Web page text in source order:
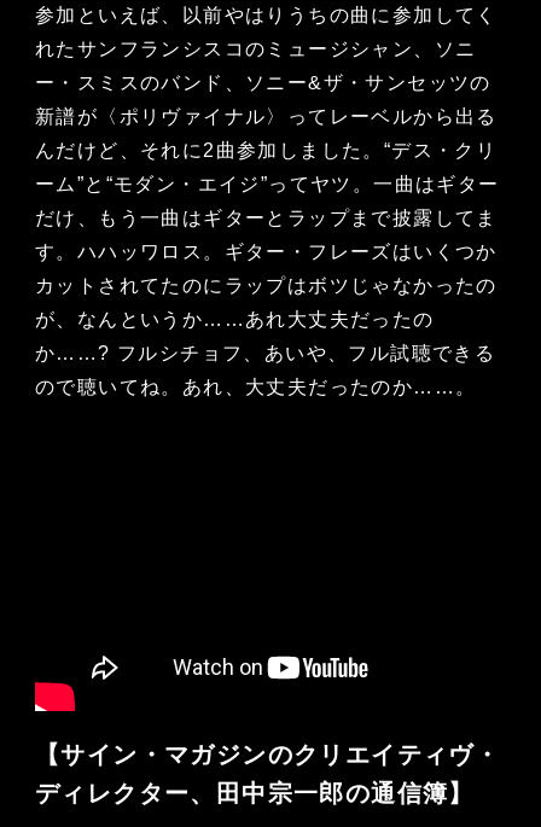
参加といえば、以前やはりうちの曲に参加してく
れたサンフランシスコのミュージシャン、ソニ
ー・スミスのバンド、ソニー&ザ・サンセッツの
新譜が〈ポリヴァイナル〉ってレーベルから出る
んだけど、それに2曲参加しました。“デス・クリ
ーム”と“モダン・エイジ”ってヤツ。一曲はギター
だけ、もう一曲はギターとラップまで披露してま
す。ハハッワロス。ギター・フレーズはいくつか
カットされてたのにラップはボツじゃなかったの
が、なんというか……あれ大丈夫だったの
か……? フルシチョフ、あいや、フル試聴できる
ので聴いてね。あれ、大丈夫だったのか……。
【サイン・マガジンのクリエイティヴ・
ディレクター、田中宗一郎の通信簿】